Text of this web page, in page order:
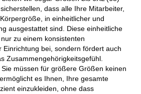
dass alle Ihre Mitarbeiter,
in einheitlicher und
ausgestattet sind. Diese einheitliche
zu einem konsistenten
Einrichtung bei, sondern fördert auch
Zusammengehörigkeitsgefühl.
müssen für größere Größen keinen
es Ihnen, Ihre gesamte
einzukleiden, ohne dass